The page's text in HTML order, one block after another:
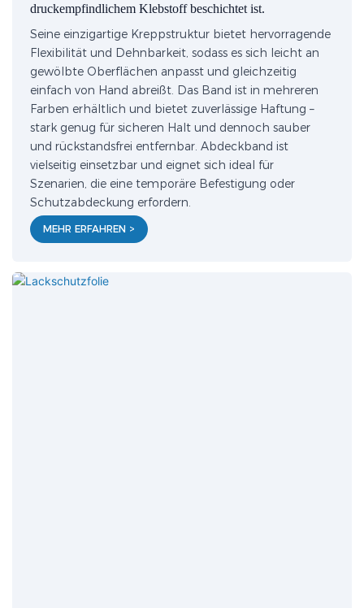
druckempfindlichem Klebstoff beschichtet ist.
Seine einzigartige Kreppstruktur bietet hervorragende
Flexibilität und Dehnbarkeit, sodass es sich leicht an
gewölbte Oberflächen anpasst und gleichzeitig
einfach von Hand abreißt. Das Band ist in mehreren
Farben erhältlich und bietet zuverlässige Haftung –
stark genug für sicheren Halt und dennoch sauber
und rückstandsfrei entfernbar. Abdeckband ist
vielseitig einsetzbar und eignet sich ideal für
Szenarien, die eine temporäre Befestigung oder
Schutzabdeckung erfordern.
MEHR ERFAHREN >